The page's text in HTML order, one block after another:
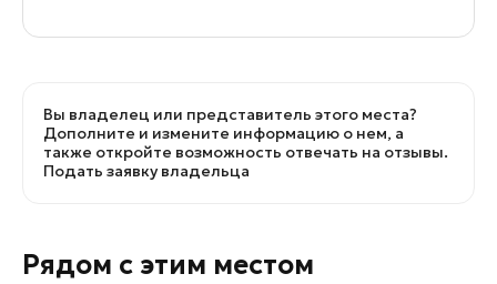
Вы владелец или представитель этого места?
Дополните и измените информацию о нем, а
также откройте возможность отвечать на отзывы.
Подать заявку владельца
Рядом с этим местом